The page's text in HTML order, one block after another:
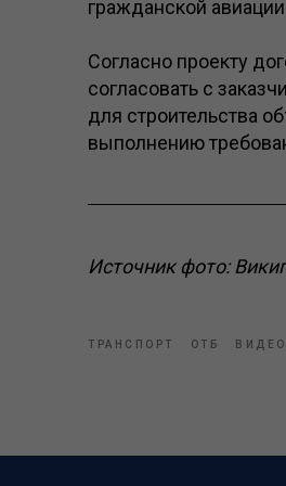
гражданской
Согласно проекту
согласовать с
для строительства
выполнению
Источник фото:
ТРАНСПОРТ ОТБ